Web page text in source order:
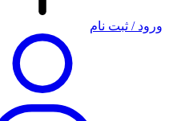
ورود / ثبت نام